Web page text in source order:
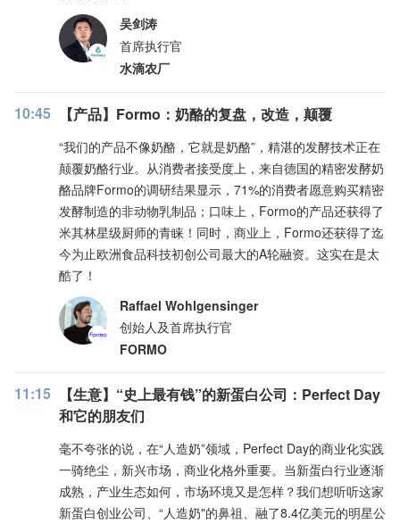
吴剑涛
首席执行官
水滴农厂
10:45 【产品】Formo：奶酪的复盘，改造，颠覆
“我们的产品不像奶酪，它就是奶酪”，精湛的发酵技术正在
颠覆奶酪行业。从消费者接受度上，来自德国的精密发酵奶
酪品牌Formo的调研结果显示，71%的消费者愿意购买精密
发酵制造的非动物乳制品；口味上，Formo的产品还获得了
米其林星级厨师的青睐！同时，商业上，Formo还获得了迄
今为止欧洲食品科技初创公司最大的A轮融资。这实在是太
酷了！
Raffael Wohlgensinger
创始人及首席执行官
FORMO
11:15
【生意】“史上最有钱”的新蛋白公司：Perfect Day
和它的朋友们
毫不夸张的说，在“人造奶”领域，Perfect Day的商业化实践
一骑绝尘，新兴市场，商业化格外重要。当新蛋白行业逐渐
成熟，产业生态如何，市场环境又是怎样？我们想听听这家
新蛋白创业公司、“人造奶"的鼻祖、融了8.4亿美元的明星公